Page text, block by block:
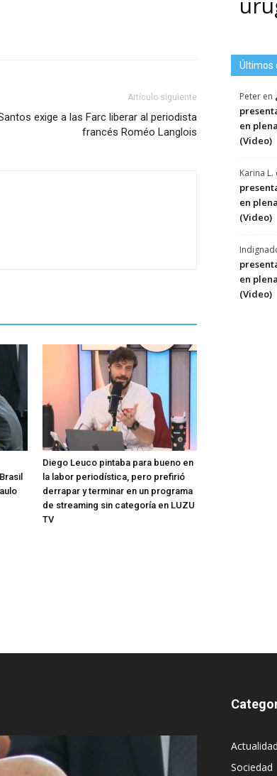
Artículo siguiente
exige a las Farc liberar al periodista
francés Roméo Langlois
Diego Leuco pintaba para bueno en
la labor periodística, pero prefirió
derrapar y terminar en un programa
de streaming sin categoría en LUZU
TV
Últimos
Peter en
en
(Video)
Karina L.
en
(Video)
en
(Video)
Actualidad
Sociedad